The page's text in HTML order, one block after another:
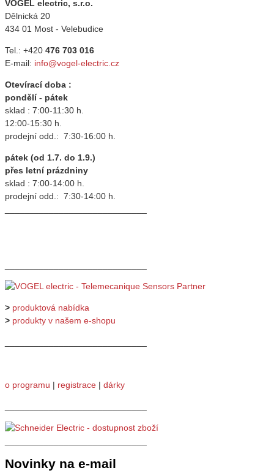
VOGEL electric, s.r.o.
Dělnická 20
434 01 Most - Velebudice
Tel.: +420 476 703 016
E-mail: info@vogel-electric.cz
Otevírací doba :
pondělí - pátek
sklad : 7:00-11:30 h.
12:00-15:30 h.
prodejní odd.: 7:30-16:00 h.
pátek (od 1.7. do 1.9.)
přes letní prázdniny
sklad : 7:00-14:00 h.
prodejní odd.: 7:30-14:00 h.
> produktová nabídka
> produkty v našem e-shopu
o programu | registrace | dárky
Novinky na e-mail